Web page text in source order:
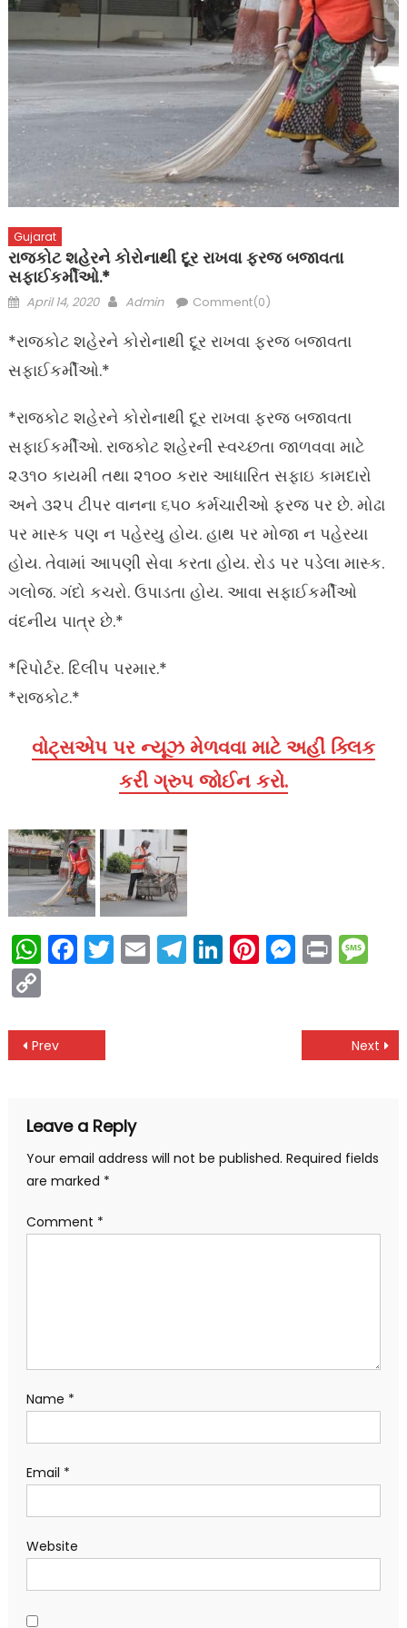
Gujarat
રાજકોટ શહેરને કોરોનાથી દૂર રાખવા ફરજ બજાવતા
સફાઈકર્મીઓ.*
Posted
April 14, 2020 Author
Admin Comment(0)
*રાજકોટ શહેરને કોરોનાથી દૂર રાખવા ફરજ બજાવતા
સફાઈકર્મીઓ.*
*રાજકોટ શહેરને કોરોનાથી દૂર રાખવા ફરજ બજાવતા
સફાઈકર્મીઓ. રાજકોટ શહેરની સ્વચ્છતા જાળવવા માટે
૨૩૧૦ કાયમી તથા ૨૧૦૦ કરાર આધારિત સફાઇ કામદારો
અને ૩૨૫ ટીપર વાનના ૬૫૦ કર્મચારીઓ ફરજ પર છે. મોઢા
પર માસ્ક પણ ન પહેરયુ હોય. હાથ પર મોજા ન પહેરયા
હોય. તેવામાં આપણી સેવા કરતા હોય. રોડ પર પડેલા માસ્ક.
ગલોજ. ગંદો કચરો. ઉપાડતા હોય. આવા સફાઈકર્મીઓ
વંદનીય પાત્ર છે.*
*રિપોર્ટર. દિલીપ પરમાર.*
*રાજકોટ.*
વોટ્સએપ પર ન્યૂઝ મેળવવા માટે અહીં ક્લિક
કરી ગ્રુપ જોઈન કરો.
WhatsApp
Facebook
Twitter
EmailTelegram
LinkedIn
Pinterest
Print
Copy
Post
Prev Next
Leave a Reply
Your email address will not be published. Required fields
are marked *
Comment *
Name *
Email *
Website